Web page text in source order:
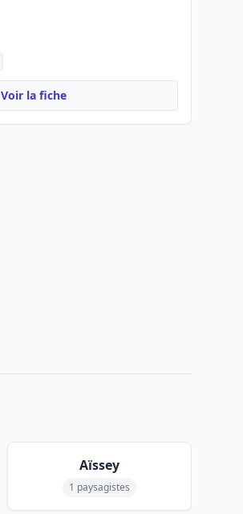
Voir la fiche
Aïssey
1 paysagistes